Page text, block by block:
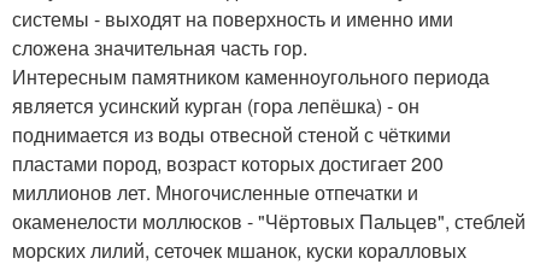
системы - выходят на поверхность и именно ими
сложена значительная часть гор.
Интересным памятником каменноугольного периода
является усинский курган (гора лепёшка) - он
поднимается из воды отвесной стеной с чёткими
пластами пород, возраст которых достигает 200
миллионов лет. Многочисленные отпечатки и
окаменелости моллюсков - "Чёртовых Пальцев", стеблей
морских лилий, сеточек мшанок, куски коралловых